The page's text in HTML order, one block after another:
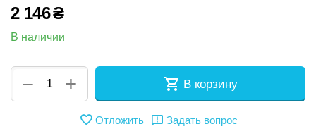
2 146₴
В наличии
+
− В корзину
Отложить Задать вопрос